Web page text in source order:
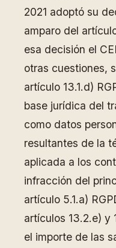
2021 adoptó su
amparo del
esa decisión el
otras cuestiones,
artículo 13.1.d)
base jurídica del
como datos
resultantes de la
aplicada a los
infracción del
artículo 5.1.a)
artículos 13.2.e) y
el importe de las